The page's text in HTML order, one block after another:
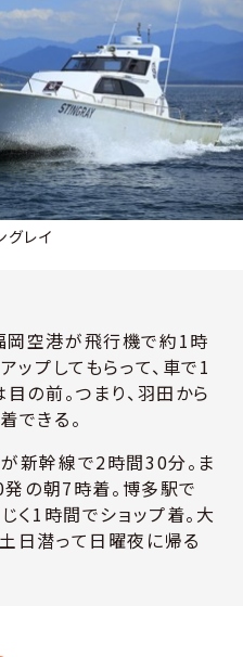
グレイ
空港が飛行機で約1時
ップしてもらって、車で1
の前。つまり、羽田から
できる。
新幹線で2時間30分。ま
の朝7時着。博多駅で
く1時間でショップ着。大
日潜って日曜夜に帰る